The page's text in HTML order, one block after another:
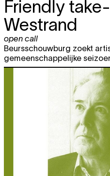
Friendly
Westrand
open call
Beursschouwburg zoekt
gemeenschappelijke